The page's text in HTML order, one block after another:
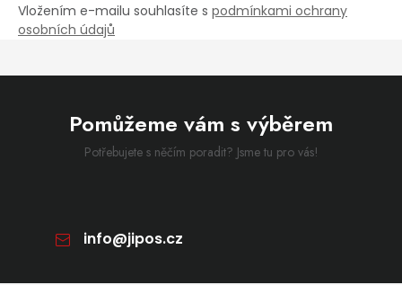
Vložením e-mailu souhlasíte s podmínkami ochrany
osobních údajů
Pomůžeme vám s výběrem
Potřebujete s něčím poradit? Jsme tu pro vás!
info@jipos.cz